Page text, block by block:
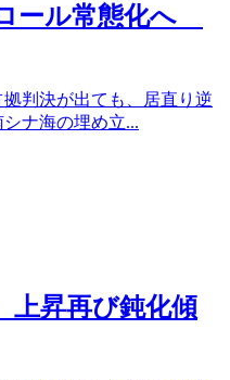
ール常態化へ
判決が出ても、居直り逆
ナ海の埋め立...
昇再び鈍化傾